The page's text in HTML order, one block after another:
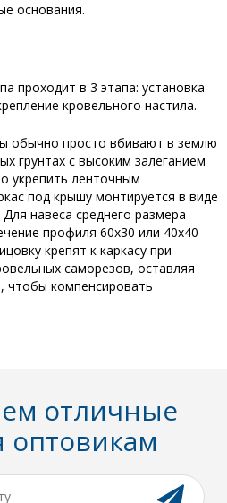
основания.
проходит в 3 этапа: установка
кровельного настила.
обычно просто вбивают в землю
грунтах с высоким залеганием
укрепить ленточным
под крышу монтируется в виде
навеса среднего размера
профиля 60х30 или 40х40
крепят к каркасу при
саморезов, оставляя
чтобы компенсировать
отличные
оптовикам